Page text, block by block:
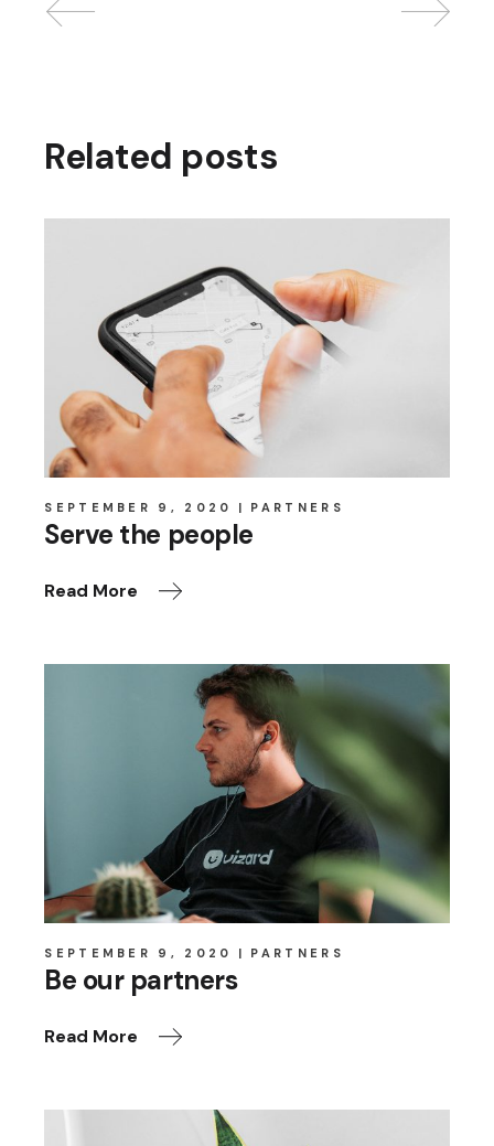
Related posts
SEPTEMBER 9, 2020 PARTNERS
Serve the people
Read More
SEPTEMBER 9, 2020 PARTNERS
Be our partners
Read More